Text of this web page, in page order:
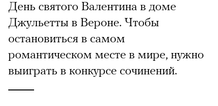
День святого Валентина в доме
Джульетты в Вероне. Чтобы
остановиться в самом
романтическом месте в мире, нужно
выиграть в конкурсе сочинений.